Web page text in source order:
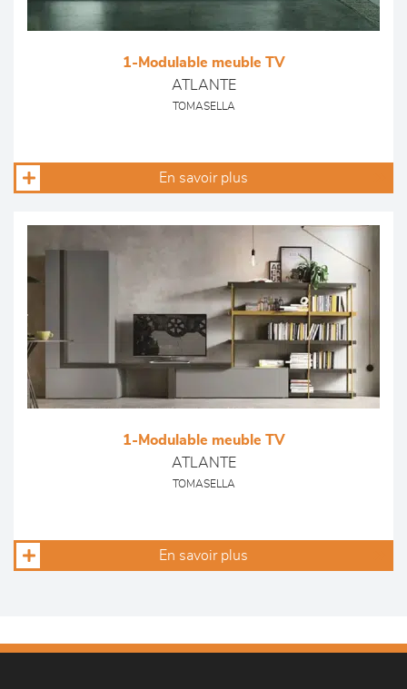
1-Modulable meuble TV
ATLANTE
TOMASELLA
En savoir plus
1-Modulable meuble TV
ATLANTE
TOMASELLA
En savoir plus